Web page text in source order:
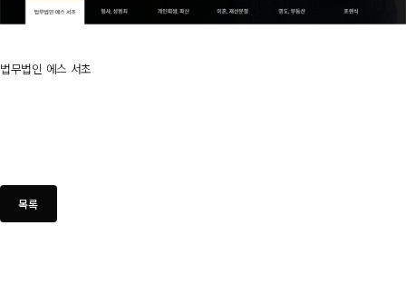
법무법인 에스 서초